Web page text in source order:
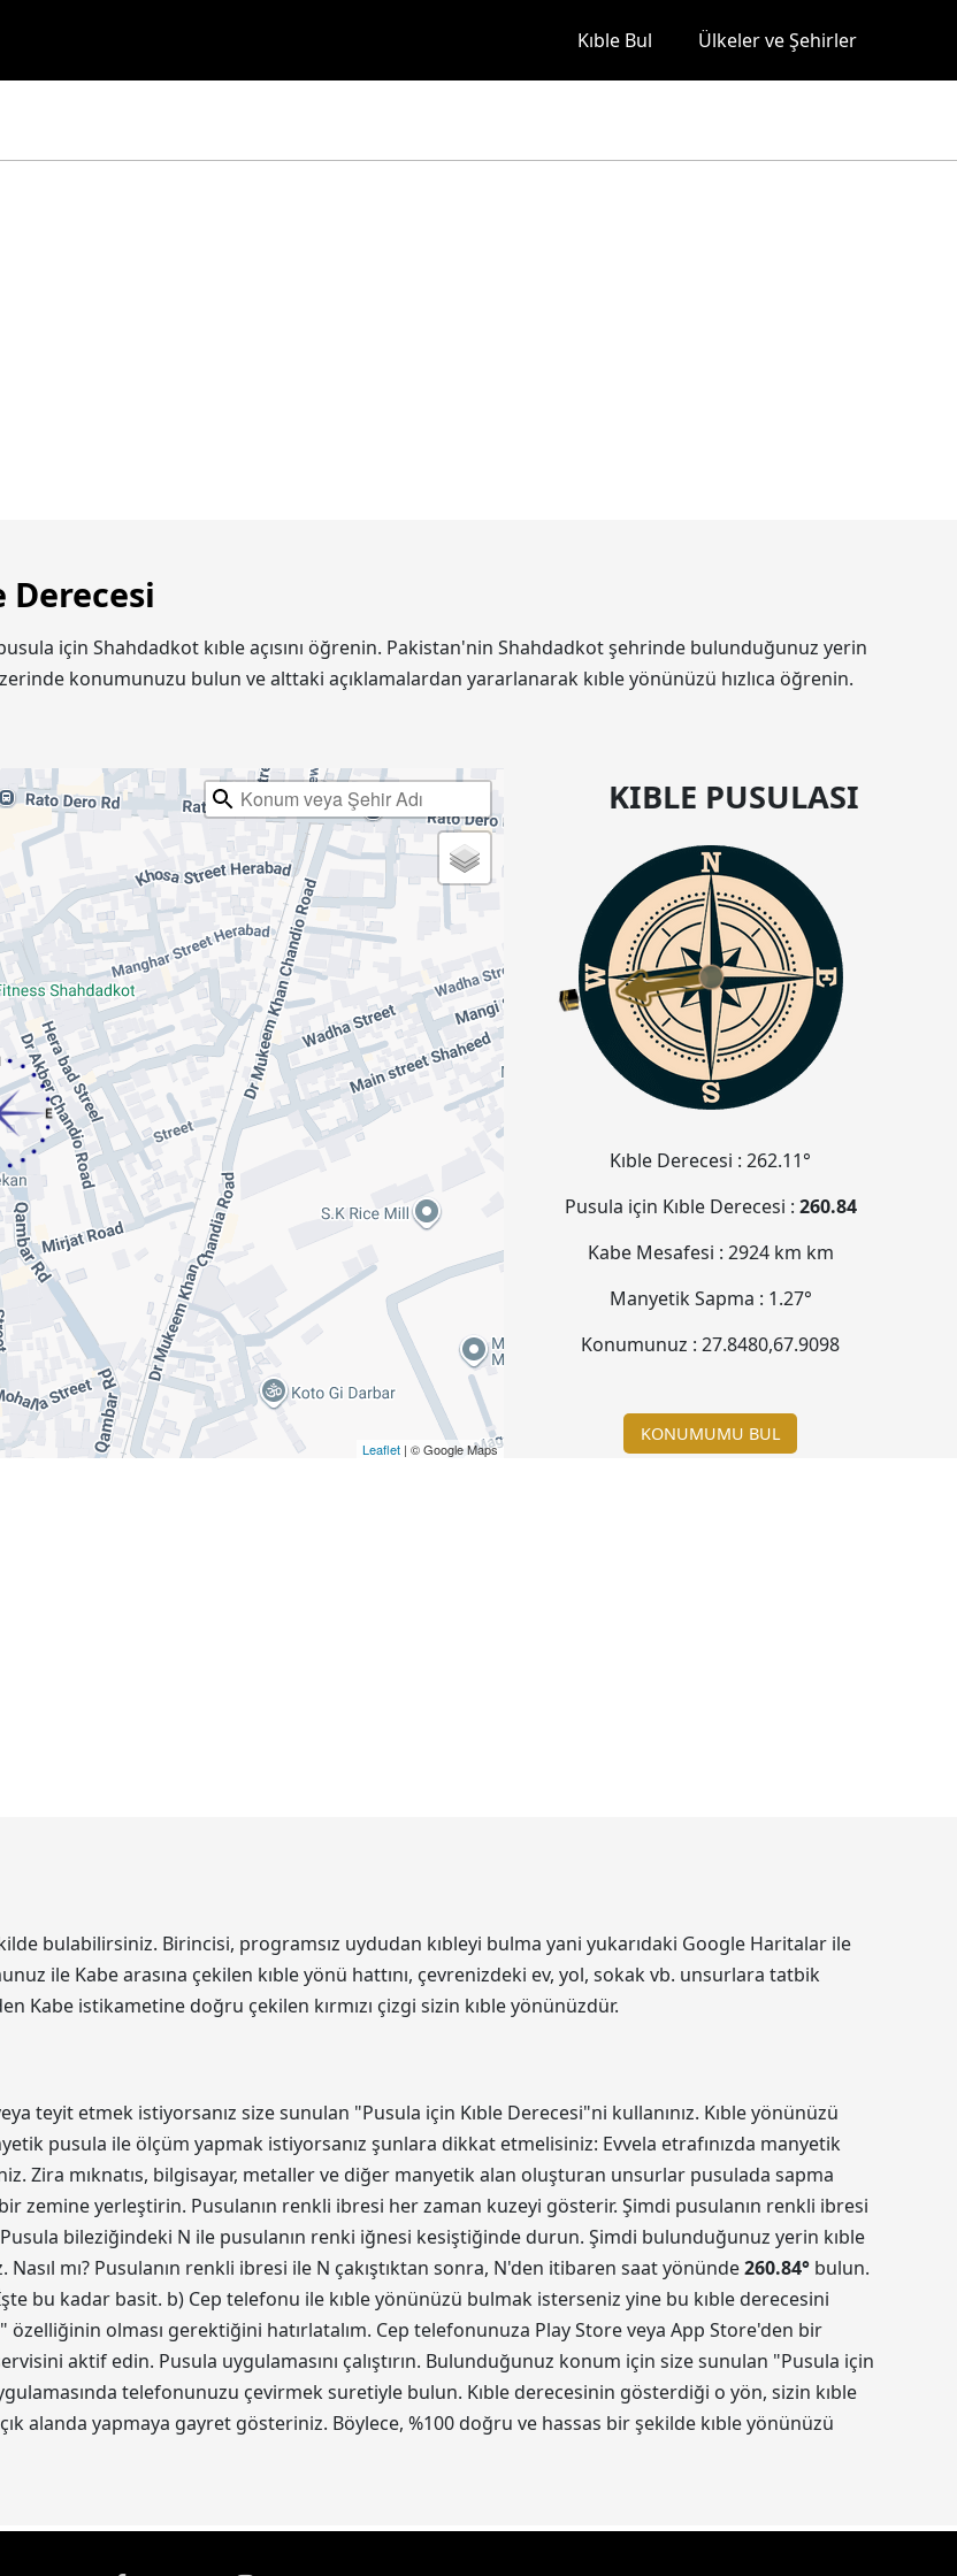
Kıble Bul Ülkeler ve Şehirler
Derecesi
için Shahdadkot kıble açısını öğrenin. Pakistan'nin Shahdadkot şehrinde bulunduğunuz yerin
konumunuzu bulun ve alttaki açıklamalardan yararlanarak kıble yönünüzü hızlıca öğrenin.
Leaflet | © Google Maps
KIBLE PUSULASI
Kıble Derecesi :262.11°
Pusula için Kıble Derecesi : 260.84
Kabe Mesafesi : 2924 km km
Manyetik Sapma : 1.27°
Konumunuz :27.8480,67.9098
KONUMUMU BUL
bulabilirsiniz. Birincisi, programsız uydudan kıbleyi bulma yani yukarıdaki Google Haritalar ile
ile Kabe arasına çekilen kıble yönü hattını, çevrenizdeki ev, yol, sokak vb. unsurlara tatbik
Kabe istikametine doğru çekilen kırmızı çizgi sizin kıble yönünüzdür.
teyit etmek istiyorsanız size sunulan "Pusula için Kıble Derecesi"ni kullanınız. Kıble yönünüzü
pusula ile ölçüm yapmak istiyorsanız şunlara dikkat etmelisiniz: Evvela etrafınızda manyetik
Zira mıknatıs, bilgisayar, metaller ve diğer manyetik alan oluşturan unsurlar pusulada sapma
zemine yerleştirin. Pusulanın renkli ibresi her zaman kuzeyi gösterir. Şimdi pusulanın renkli ibresi
bileziğindeki N ile pusulanın renki iğnesi kesiştiğinde durun. Şimdi bulunduğunuz yerin kıble
mı? Pusulanın renkli ibresi ile N çakıştıktan sonra, N'den itibaren saat yönünde260.84° bulun.
bu kadar basit. b) Cep telefonu ile kıble yönünüzü bulmak isterseniz yine bu kıble derecesini
olması gerektiğini hatırlatalım. Cep telefonunuza Play Store veya App Store'den bir
aktif edin. Pusula uygulamasını çalıştırın. Bulunduğunuz konum için size sunulan "Pusula için
telefonunuzu çevirmek suretiyle bulun. Kıble derecesinin gösterdiği o yön, sizin kıble
alanda yapmaya gayret gösteriniz. Böylece, %100 doğru ve hassas bir şekilde kıble yönünüzü